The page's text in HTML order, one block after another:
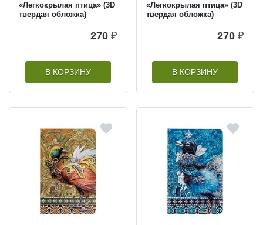
«Легкокрылая птица» (3D
твердая обложка)
270 ₽
В КОРЗИНУ
«Легкокрылая птица» (3D
твердая обложка)
270 ₽
В КОРЗИНУ